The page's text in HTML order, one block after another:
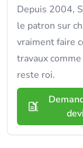
Depuis 2004,
le patron sur
vraiment faire
travaux
reste roi.